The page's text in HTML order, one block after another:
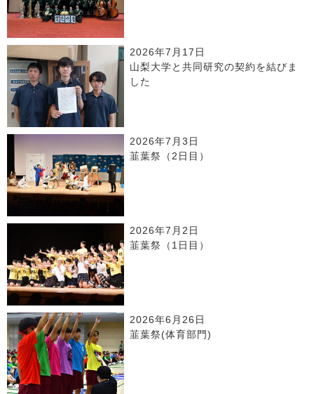
2026年7月17日
山梨大学と共同研究の契約を結びま
した
2026年7月3日
韮葉祭（2日目）
2026年7月2日
韮葉祭（1日目）
2026年6月26日
韮葉祭(体育部門)